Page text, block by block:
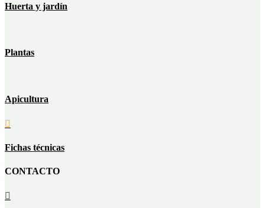
Huerta y jardín
Plantas
Apicultura

Fichas técnicas
CONTACTO
